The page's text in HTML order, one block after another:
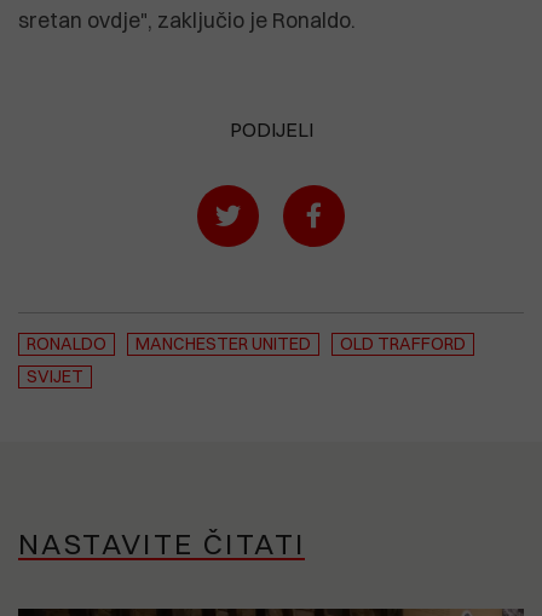
sretan ovdje", zaključio je Ronaldo.
PODIJELI
RONALDO MANCHESTER UNITED
OLD TRAFFORD
SVIJET
NASTAVITE ČITATI